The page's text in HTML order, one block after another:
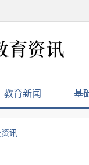
教育新闻 基
讯